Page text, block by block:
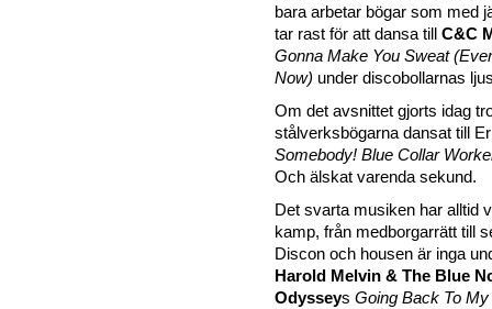
bara arbetar bögar som med
tar rast för att dansa till C&C
Gonna Make You Sweat
Now) under discobollarnas
Om det avsnittet gjorts idag
stålverksbögarna dansat till
Somebody! Blue Collar
Och älskat varenda sekund.
Det svarta musiken har alltid
kamp, från medborgarrätt till
Discon och housen är inga
Harold Melvin & The Blue
Odysseys Going Back To